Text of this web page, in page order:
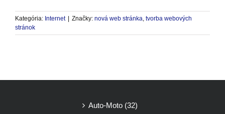
Kategória: Internet Značky: nová web stránka, tvorba webových
stránok
Auto-Moto (32)